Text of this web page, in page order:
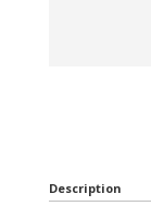
Description